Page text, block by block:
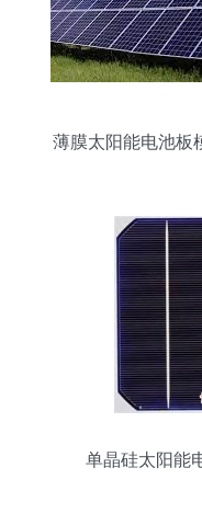
薄膜太阳能电池板
单晶硅太阳能